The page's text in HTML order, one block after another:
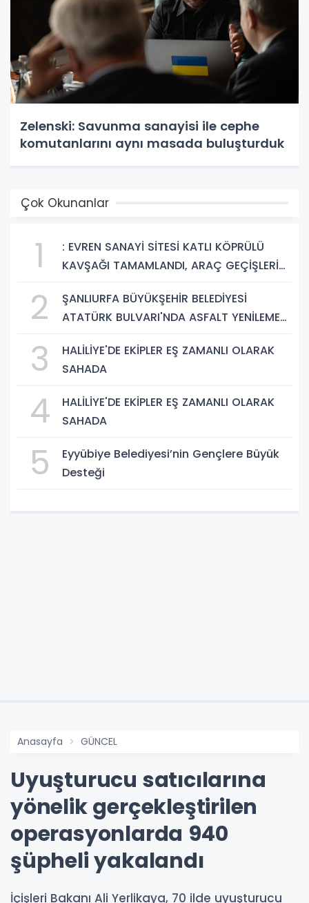
Zelenski: Savunma sanayisi ile cephe
komutanlarını aynı masada buluşturduk
Çok Okunanlar
1
: EVREN SANAYİ SİTESİ KATLI KÖPRÜLÜ
KAVŞAĞI TAMAMLANDI, ARAÇ GEÇİŞLERİ
2
ŞANLIURFA BÜYÜKŞEHİR BELEDİYESİ
ATATÜRK BULVARI'NDA ASFALT YENİLEME
3
HALİLİYE'DE EKİPLER EŞ ZAMANLI OLARAK
SAHADA
4
HALİLİYE'DE EKİPLER EŞ ZAMANLI OLARAK
SAHADA
5
Eyyübiye Belediyesi’nin Gençlere Büyük
Desteği
Anasayfa GÜNCEL
Uyuşturucu satıcılarına
yönelik gerçekleştirilen
operasyonlarda 940
şüpheli yakalandı
İçişleri Bakanı Ali Yerlikaya, 70 ilde uyuşturucu